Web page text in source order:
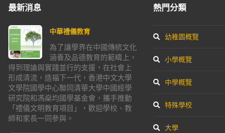
最新消息
中華禮儀教育
為了讓學界在中國傳統文化
涵養及品德教育的範疇上，
得到理論與實踐並行的支援，在社會上
形成清流，造福下一代，香港中文大學
文學院國學中心聯同清華大學中國經學
研究院和馮燊均國學基金會，攜手推動
「禮儀文明教育項目」，歡迎學校、教
師和家長一同參與。
熱門分類
幼稚園概覽
小學概覽
中學概覽
特殊學校
大學